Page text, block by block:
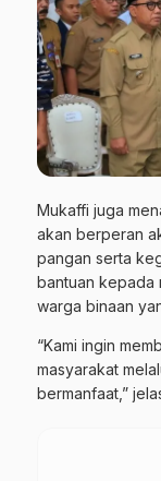
Mukaffi juga
akan berperan
pangan serta
bantuan kepada
warga binaan
“Kami ingin
masyarakat
bermanfaat,”